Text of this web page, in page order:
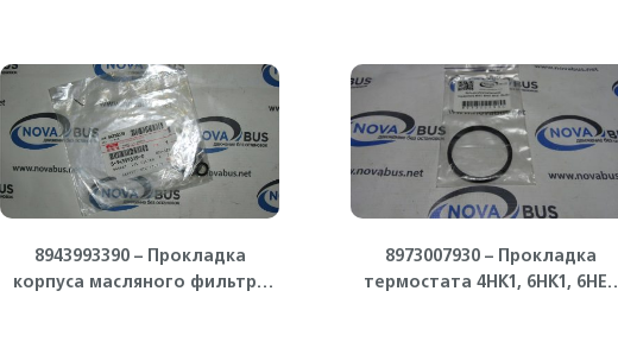
8943993390 – Прокладка
корпуса масляного фильтра
8973007930 – Прокладка
термостата 4HK1, 6HK1, 6HE1